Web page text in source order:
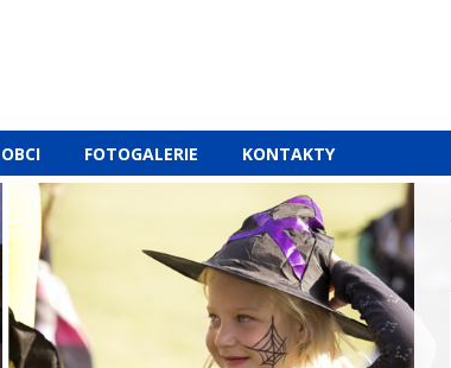
FOTOGALERIE KONTAKTY